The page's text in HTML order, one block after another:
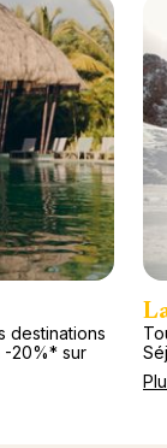
destinations
-20%* sur